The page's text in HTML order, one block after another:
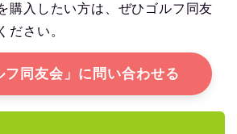
購入したい方は、ぜひゴルフ同友
ださい。
フ同友会」に問い合わせる